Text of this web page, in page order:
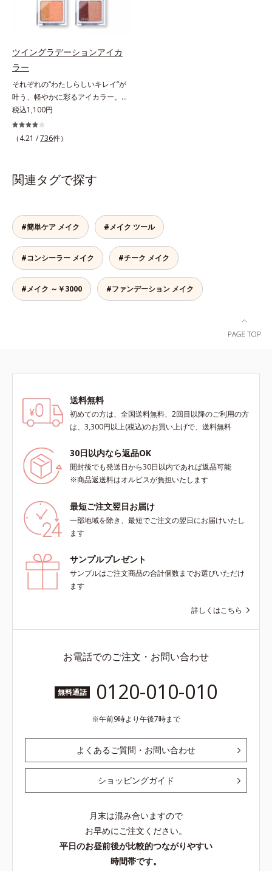
イヤーで、幾通りもの旬なアイメイ
クをお楽しみください。
ツイングラデーションアイカ
ラー
それぞれの“わたしらしいキレイ”が
叶う、軽やかに彩るアイカラー。そ
れぞれの“わたしに似合う！”を叶え
る、絶妙な2色セットのデイリーア
イカラーです。自由に使い回せる濃
ョンが作れて、瞳の印象を確実に
UP。重ね方次第で印象の異なる仕
色を考えたこだわりの色設計だか
ら、冒険カラーも肌にすんなりなじ
み、立体的で華やかな目元に仕上が
ります。容器の中でプレスされた粉
体が、塗布時にプレス圧から解放さ
れて丸い粉体になる「バウンスロー
ルパウダー」を採用しました。肌の
税込1,100円
（4.21 /736件）
関連タグで探す
#簡単ケア メイク #メイク ツール
#コンシーラー メイク #チーク メイク
#メイク ～￥3000 #ファンデーション メイク
送料無料
初めての方は、全国送料無料、2回目以降のご利用の方
は、3,300円以上(税込)のお買い上げで、送料無料
30日以内なら返品OK
開封後でも発送日から30日以内であれば返品可能
※商品返送料はオルビスが負担いたします
最短ご注文翌日お届け
一部地域を除き、最短でご注文の翌日にお届けいたし
ます
サンプルプレゼント
サンプルはご注文商品の合計個数までお選びいただけ
ます
詳しくはこちら
お電話でのご注文・お問い合わせ
無料通話 0120-010-010
午前9時より午後7時まで
よくあるご質問・お問い合わせ
ショッピングガイド
月末は混み合いますので
お早めにご注文ください。
平日のお昼前後が比較的つながりやすい
時間帯です。